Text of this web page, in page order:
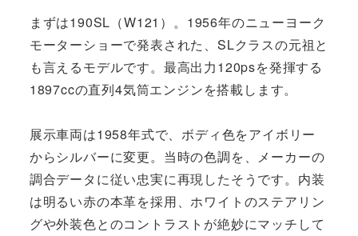
まずは190SL（W121）。1956年のニューヨーク
モーターショーで発表された、SLクラスの元祖と
も言えるモデルです。最高出力120psを発揮する
1897ccの直列4気筒エンジンを搭載します。
展示車両は1958年式で、ボディ色をアイボリー
からシルバーに変更。当時の色調を、メーカーの
調合データに従い忠実に再現したそうです。内装
は明るい赤の本革を採用、ホワイトのステアリン
グや外装色とのコントラストが絶妙にマッチして